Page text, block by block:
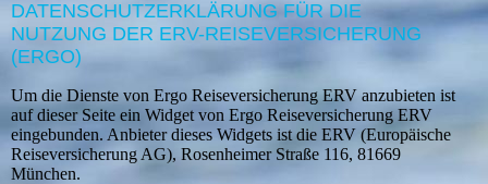
DATENSCHUTZERKLÄRUNG FÜR DIE
NUTZUNG DER ERV-REISEVERSICHERUNG
(ERGO)
Um die Dienste von Ergo Reiseversicherung ERV anzubieten ist
auf dieser Seite ein Widget von Ergo Reiseversicherung ERV
eingebunden. Anbieter dieses Widgets ist die ERV (Europäische
Reiseversicherung AG), Rosenheimer Straße 116, 81669
München.